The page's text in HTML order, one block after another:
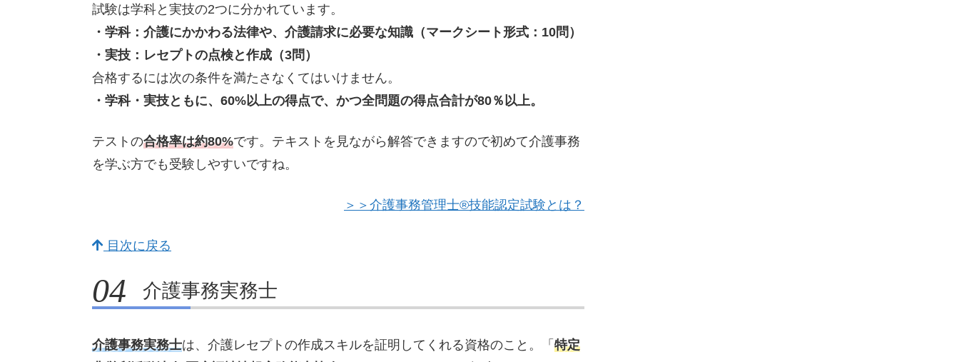
試験は学科と実技の2つに分かれています。
・学科：介護にかかわる法律や、介護請求に必要な知識（マークシート形式：10問）
・実技：レセプトの点検と作成（3問）
合格するには次の条件を満たさなくてはいけません。
・学科・実技ともに、60%以上の得点で、かつ全問題の得点合計が80％以上。
テストの合格率は約80%です。テキストを見ながら解答できますので初めて介護事務
を学ぶ方でも受験しやすいですね。
＞＞介護事務管理士®技能認定試験とは？
目次に戻る
介護事務実務士
介護事務実務士は、介護レセプトの作成スキルを証明してくれる資格のこと。「 特定